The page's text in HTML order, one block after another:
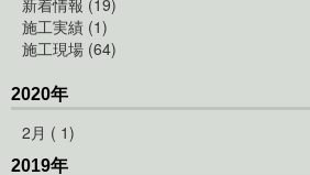
位で、埼
玉県で...
[続きを読む]
施工実績 (1)
施工現場 (64)
2020年
2月 ( 1)
2019年